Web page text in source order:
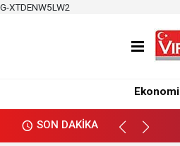
G-XTDENW5LW2
Ekonomi
SON DAKİKA